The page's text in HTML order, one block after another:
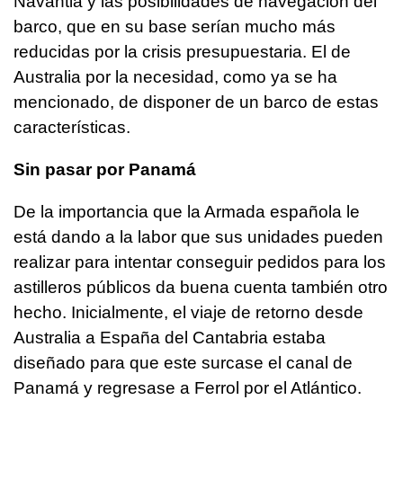
barco, que en su base serían mucho más
reducidas por la crisis presupuestaria. El de
Australia por la necesidad, como ya se ha
mencionado, de disponer de un barco de estas
características.
Sin pasar por Panamá
De la importancia que la Armada española le
está dando a la labor que sus unidades pueden
realizar para intentar conseguir pedidos para los
astilleros públicos da buena cuenta también otro
hecho. Inicialmente, el viaje de retorno desde
Australia a España del Cantabria estaba
diseñado para que este surcase el canal de
Panamá y regresase a Ferrol por el Atlántico.